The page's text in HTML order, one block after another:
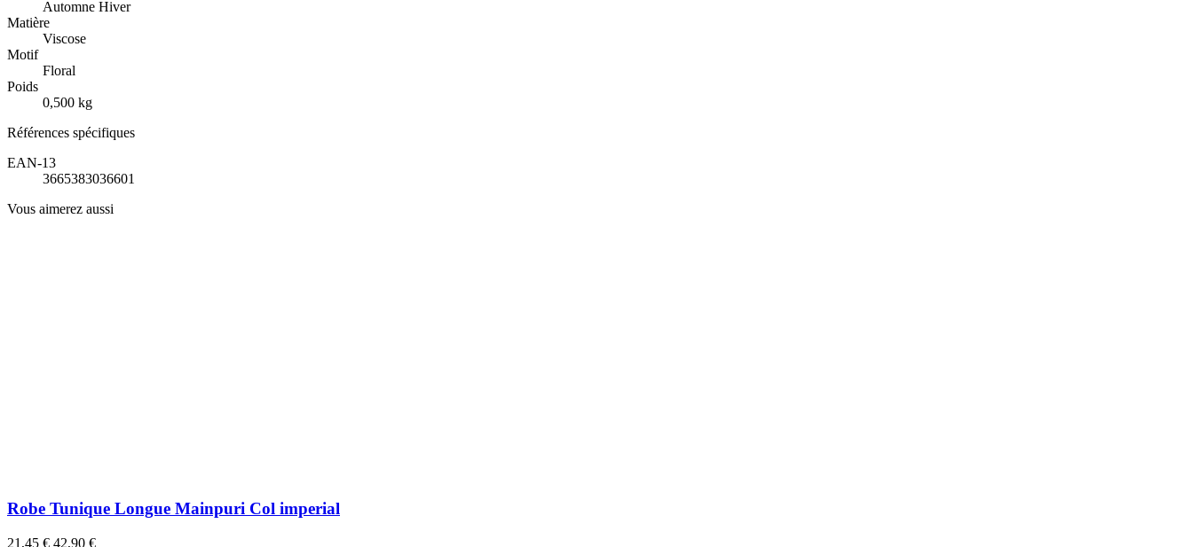
Automne Hiver
Matière
Viscose
Motif
Floral
Poids
0,500 kg
Références spécifiques
EAN-13
3665383036601
Vous aimerez aussi
Robe Tunique Longue Mainpuri Col imperial
21,45 € 42,90 €